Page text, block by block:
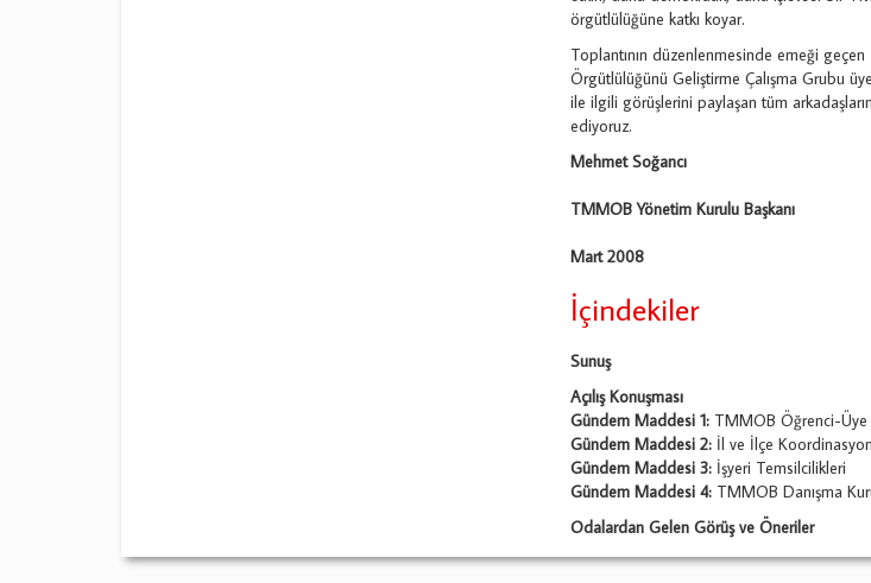
örgütlülüğüne katkı koyar.
Toplantının düzenlenmesinde emeği
Örgütlülüğünü Geliştirme Çalışma Grubu
ile ilgili görüşlerini paylaşan tüm
ediyoruz.
Mehmet Soğancı
TMMOB Yönetim Kurulu Başkanı
Mart 2008
İçindekiler
Sunuş
Açılış Konuşması
Gündem Maddesi 1: TMMOB Öğrenci-Üye
Gündem Maddesi 2: İl ve İlçe
Gündem Maddesi 3: İşyeri Temsilcilikleri
Gündem Maddesi 4: TMMOB Danışma
Odalardan Gelen Görüş ve Öneriler